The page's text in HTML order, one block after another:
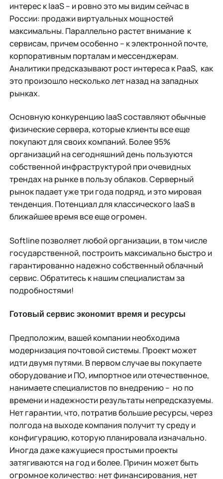
интерес к IaaS – и ровно это мы видим сейчас в
России: продажи виртуальных мощностей
максимальны. Параллельно растет внимание к
сервисам, причем особенно – к электронной почте,
корпоративным порталам и мессенджерам.
Аналитики предсказывают рост интереса к PaaS, как
это произошло несколько лет назад на западных
рынках.
Основную конкуренцию IaaS составляют обычные
физические сервера, которые клиенты все еще
покупают для своих компаний. Более 95%
организаций на сегодняшний день пользуются
собственной инфраструктурой при очевидных
трендах на рынке в пользу облаков. Серверный
рынок падает уже три года подряд, и это мировая
тенденция. Потенциал для классического IaaS в
ближайшее время все еще огромен.
Softline позволяет любой организации, в том числе
государственной, построить максимально быстро и
гарантированно надежно собственный облачный
сервис. Обратитесь к нашим специалистам за
подробностями!
Готовый сервис экономит время и ресурсы
Предположим, вашей компании необходима
модернизация почтовой системы. Проект может
идти двумя путями. В первом случае вы покупаете
оборудование и ПО, импортное или отечественное,
нанимаете специалистов по внедрению – но по
времени и надежности результаты непредсказуемы.
Нет гарантии, что, потратив большие ресурсы, через
полгода на выходе компания получит ту среду и
конфигурацию, которую планировала изначально.
Иногда даже кажущиеся простыми проекты
затягиваются на год и более. Причин может быть
огромное количество: нет финансирования, нет